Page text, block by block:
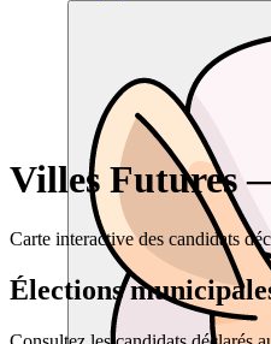
Villes Futures
Carte interactive des candidats
Élections